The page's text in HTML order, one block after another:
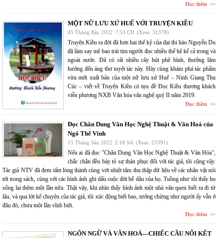
Đọc thêm
MỘT NỮ LƯU XỨ HUẾ VỚI TRUYỆN KIỀU
05 Tháng Bảy 2022 7:53 CH (Xem: 31378)
Truyện Kiều ra đời đã hơn hai thế kỷ của đại thi hào Nguyễn Du
đã làm say mê bao trái tim người đọc nhiều thế hệ kể cả trong và
ngoài nước. Đã có rất nhiều cây bút phê bình, thưởng lãm
hướng đến áng thơ tuyệt tác này. Hãy cùng khám phá tác phẩm
vừa mới xuất bản của một nữ lưu xứ Huế – Ninh Giang Thu
Cúc – viết về Truyện Kiều có tựa đề Đọc Kiều thương khách
viễn phương NXB Văn hóa văn nghệ quý II năm 2019.
Đọc thêm
Đọc Chân Dung Văn Học Nghệ Thuật & Văn Hoá của
Ngô Thế Vinh
15 Tháng Sáu 2022 2:18 SA (Xem: 25391)
Nếu ai đã đọc "Chân Dung Văn Học Nghệ Thuật & Văn Hóa",
chắc chắn đều bày tỏ sự thán phục đối với tác giả, tôi cũng vậy.
Tác giả NTV đã đem tấm lòng thành cùng với nhiệt tâm thu thập dữ liệu về các nhân vật nói
tới trong sách, cùng với các hình ảnh ghi dấu cuộc đời bể dâu của họ. Tuồng như tôi thấy họ
sống lại thêm một lần nữa. Thật vậy, khi nhìn thấy hình ảnh một nhà văn quen biết ra đi từ
lâu, và qua lời kể chuyện của tác giả, tôi xúc động biết bao, tưởng chừng như người ấy vẫn ở
đâu đó, chưa một lần vĩnh biệt.
Đọc thêm
NGÔN NGỮ VÀ VĂN HOÁ—CHIẾC CẦU NỐI KẾT